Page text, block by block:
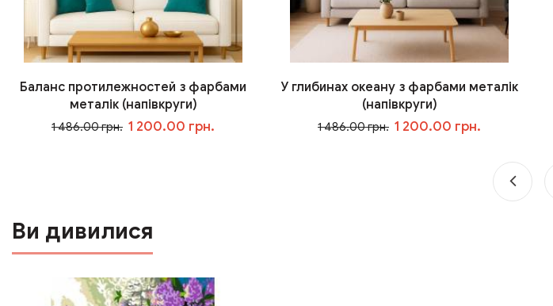
Баланс протилежностей з фарбами
металік (напівкруги)
1 486.00 грн. 1 200.00 грн.
У глибинах океану з фарбами металік
(напівкруги)
1 486.00 грн. 1 200.00 грн.
Ви дивилися